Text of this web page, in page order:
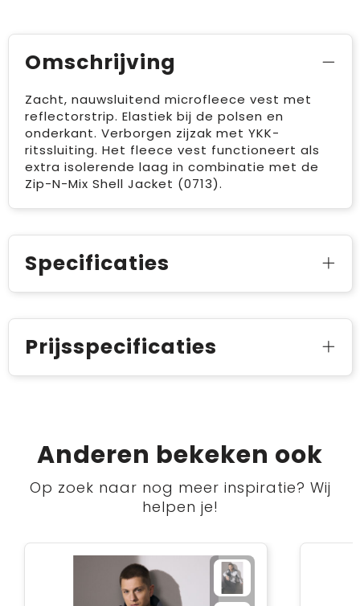
Omschrijving
Zacht, nauwsluitend microfleece vest met
reflectorstrip. Elastiek bij de polsen en
onderkant. Verborgen zijzak met YKK-
ritssluiting. Het fleece vest functioneert als
extra isolerende laag in combinatie met de
Zip-N-Mix Shell Jacket (0713).
Specificaties
Prijsspecificaties
Anderen bekeken ook
Op zoek naar nog meer inspiratie? Wij
helpen je!